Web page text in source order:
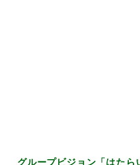
グループビジョン「はた